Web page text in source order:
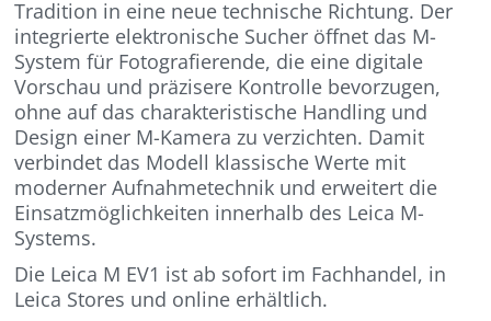
Tradition in eine neue technische Richtung. Der
integrierte elektronische Sucher öffnet das M-
System für Fotografierende, die eine digitale
Vorschau und präzisere Kontrolle bevorzugen,
ohne auf das charakteristische Handling und
Design einer M-Kamera zu verzichten. Damit
verbindet das Modell klassische Werte mit
moderner Aufnahmetechnik und erweitert die
Einsatzmöglichkeiten innerhalb des Leica M-
Systems.
Die Leica M EV1 ist ab sofort im Fachhandel, in
Leica Stores und online erhältlich.